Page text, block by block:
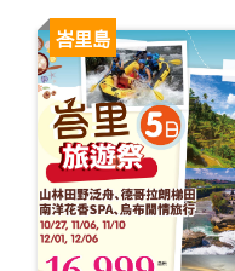
峇里島